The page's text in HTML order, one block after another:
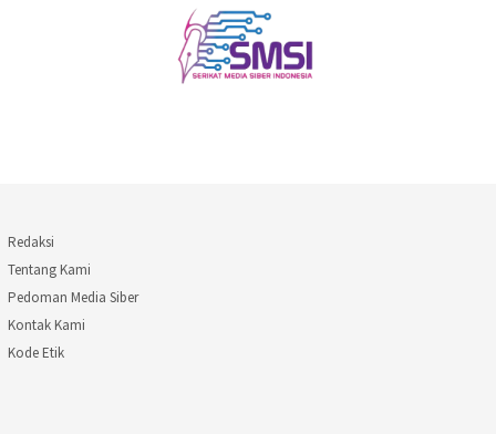
Redaksi
Tentang Kami
Pedoman Media Siber
Kontak Kami
Kode Etik